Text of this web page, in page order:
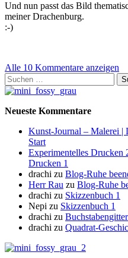
Und nun passt das Bild
meiner Drachenburg.
:-)
Alle 10 Kommentare anzeigen
Suchen
nach:
Neueste Kommentare
Kunst-Journal – Malerei |
Start
Experimentelles Drucken
Drucken 1
drachi zu Blog-Ruhe
Herr Rau zu Blog-Ruhe
drachi zu Skizzenbuch 1
Nepi zu Skizzenbuch 1
drachi zu
drachi zu Quadrat-